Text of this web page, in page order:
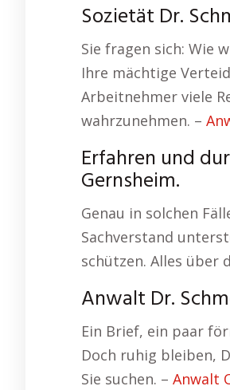
Sozietät Dr.
Sie fragen sich: Wie
Ihre mächtige
Arbeitnehmer viele
wahrzunehmen. –
Erfahren und
Gernsheim.
Genau in solchen
Sachverstand
schützen. Alles über
Anwalt Dr.
Ein Brief, ein paar
Doch ruhig bleiben,
Sie suchen. – Anwalt